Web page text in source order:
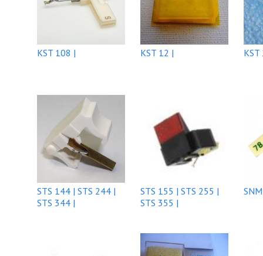
KST 108 | KST 12 | KST
STS 144 | STS 244 |
STS 344 |
STS 155 | STS 255 |
STS 355 |